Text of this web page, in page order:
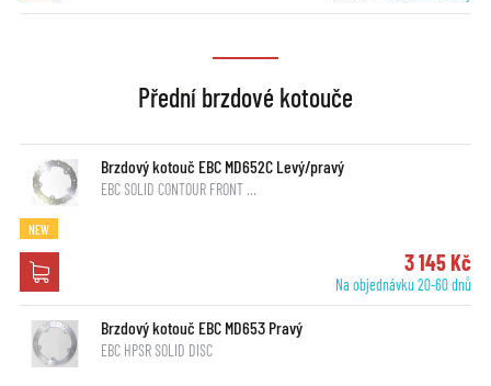
Přední brzdové kotouče
Brzdový kotouč EBC MD652C Levý/pravý
EBC SOLID CONTOUR FRONT …
NEW
3 145 Kč
Na objednávku 20-60 dnů
Brzdový kotouč EBC MD653 Pravý
EBC HPSR SOLID DISC